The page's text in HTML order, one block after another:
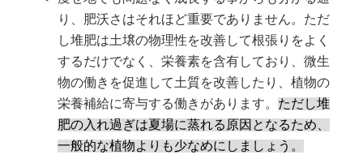
り、肥沃さはそれほど重要でありません。ただ
し堆肥は土壌の物理性を改善して根張りをよく
するだけでなく、栄養素を含有しており、微生
物の働きを促進して土質を改善したり、植物の
栄養補給に寄与する働きがあります。 ただし堆
肥の入れ過ぎは夏場に蒸れる原因となるため、
一般的な植物よりも少なめにしましょう。